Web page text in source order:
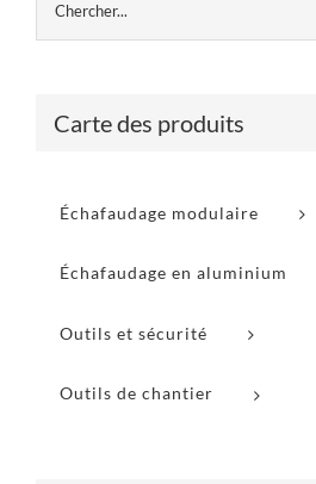
Carte des produits
Échafaudage modulaire
Échafaudage en aluminium
Outils et sécurité
Outils de chantier